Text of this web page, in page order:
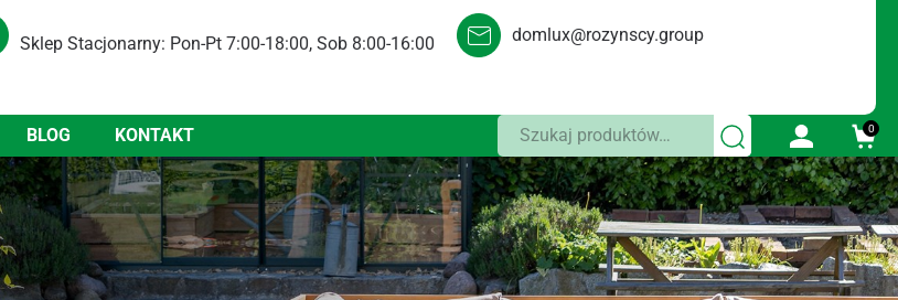
Sklep Stacjonarny: Pon-Pt 7:00-18:00, Sob 8:00-16:00 domlux@rozynscy.group
BLOG KONTAKT Szukaj: 0